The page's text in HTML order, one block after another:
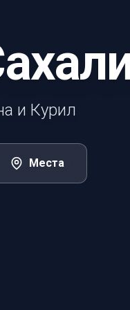
и Курил
Места